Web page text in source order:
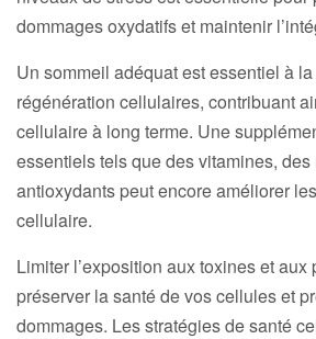
dommages oxydatifs et maintenir
Un sommeil adéquat est essentiel à
régénération cellulaires, contribuant
cellulaire à long terme. Une
essentiels tels que des vitamines,
antioxydants peut encore améliorer
cellulaire.
Limiter l’exposition aux toxines et aux
préserver la santé de vos cellules et
dommages. Les stratégies de santé